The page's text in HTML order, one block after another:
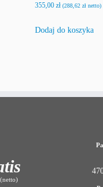
355,00zł (288,62zł netto)
Dodaj do koszyka